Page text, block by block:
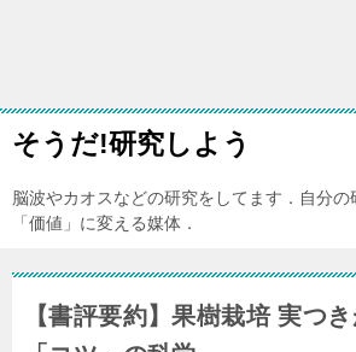
そうだ!研究しよう
脳波やカオスなどの研究をしてます．自分の
「価値」に変える媒体．
【書評要約】果樹栽培 実つ